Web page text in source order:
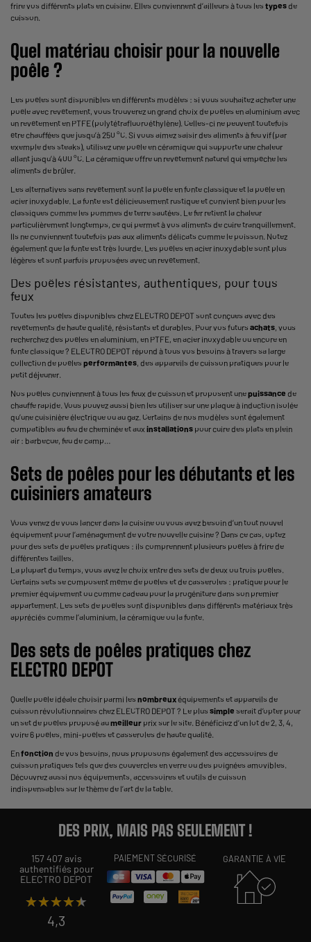
frire vos différents plats en cuisine. Elles conviennent d’ailleurs à tous les typesde
cuisson.
Quel matériau choisir pour la nouvelle
poêle ?
Les poêles sont disponibles en différents modèles : si vous souhaitez acheter une
poêle avec revêtement, vous trouverez un grand choix de poêles en aluminium avec
un revêtement en PTFE (polytétrafluoroéthylène). Celles-ci ne peuvent toutefois
être chauffées que jusqu’à 250 °C. Si vous aimez saisir des aliments à feu vif (par
exemple des steaks), utilisez une poêle en céramique qui supporte une chaleur
allant jusqu’à 400 °C. La céramique offre un revêtement naturel qui empêche les
aliments de brûler.
Les alternatives sans revêtement sont la poêle en fonte classique et la poêle en
acier inoxydable. La fonte est délicieusement rustique et convient bien pour les
classiques comme les pommes de terre sautées. Le fer retient la chaleur
particulièrement longtemps, ce qui permet à vos aliments de cuire tranquillement.
Ils ne conviennent toutefois pas aux aliments délicats comme le poisson. Notez
également que la fonte est très lourde. Les poêles en acier inoxydable sont plus
légères et sont parfois proposées avec un revêtement.
Des poêles résistantes, authentiques, pour tous
feux
Toutes les poêles disponibles chez ELECTRO DEPOT sont conçues avec des
revêtements de haute qualité, résistants et durables. Pour vos futurs achats, vous
recherchez des poêles en aluminium, en PTFE, en acier inoxydable ou encore en
fonte classique ? ELECTRO DEPOT répond à tous vos besoins à travers sa large
collection de poêles performantes, des appareils de cuisson pratiques pour le
petit déjeuner.
Nos poêles conviennent à tous les feux de cuisson et proposent unepuissance de
chauffe rapide. Vous pouvez aussi bien les utiliser sur une plaque à induction isolée
qu’une cuisinière électrique ou au gaz. Certains de nos modèles sont également
compatibles au feu de cheminée et aux installations pour cuire des plats en plein
air : barbecue, feu de camp…
Sets de poêles pour les débutants et les
cuisiniers amateurs
Vous venez de vous lancer dans la cuisine ou vous avez besoin d’un tout nouvel
équipement pour l’aménagement de votre nouvelle cuisine ? Dans ce cas, optez
pour des sets de poêles pratiques : ils comprennent plusieurs poêles à frire de
différentes tailles.
La plupart du temps, vous avez le choix entre des sets de deux ou trois poêles.
Certains sets se composent même de poêles et de casseroles : pratique pour le
premier équipement ou comme cadeau pour la progéniture dans son premier
appartement. Les sets de poêles sont disponibles dans différents matériaux très
appréciés comme l’aluminium, la céramique ou la fonte.
Des sets de poêles pratiques chez
ELECTRO DEPOT
Quelle poêle idéale choisir parmi les nombreuxéquipements et appareils de
cuisson révolutionnaires chez ELECTRO DEPOT ? Le plus simple serait d’opter pour
un set de poêles proposé aumeilleur prix sur le site. Bénéficiez d’un lot de 2, 3, 4,
voire 6 poêles, mini-poêles et casseroles de haute qualité.
Enfonction de vos besoins, nous proposons également des accessoires de
cuisson pratiques tels que des couvercles en verre ou des poignées amovibles.
Découvrez aussi nos équipements, accessoires et outils de cuisson
indispensables sur le thème de l’art de la table.
DES PRIX, MAIS PAS SEULEMENT !
157 407 avis
authentifiés pour
ELECTRO DEPOT
★★★★★
★★★★★
4,3
PAIEMENT SÉCURISÉ GARANTIE À VIE